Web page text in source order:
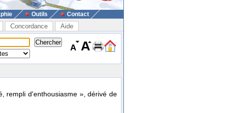
Outils Contact
Concordance Aide
rempli d'enthousiasme », dérivé de